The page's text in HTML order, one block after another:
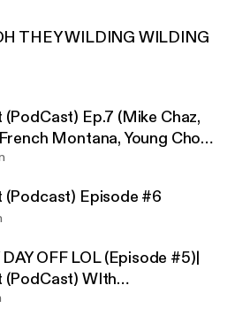
THEY WILDING WILDING
Ep.7 (Mike Chaz,
Montana, Young Chop
Episode #6
OFF LOL (Episode #5)|
WIth
Ep.5